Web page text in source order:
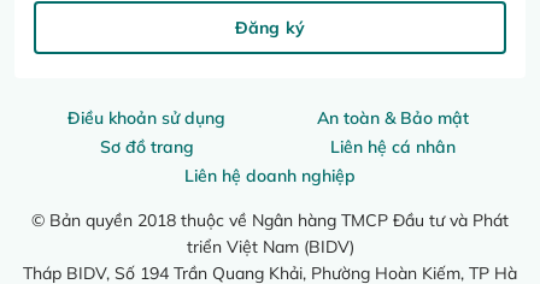
Điều khoản sử dụng
An toàn & Bảo mật
Sơ đồ trang
Liên hệ cá nhân
Liên hệ doanh nghiệp
© Bản quyền 2018 thuộc về Ngân hàng TMCP Đầu tư và Phát
triển Việt Nam (BIDV)
Tháp BIDV, Số 194 Trần Quang Khải, Phường Hoàn Kiếm, TP Hà
Đăng ký